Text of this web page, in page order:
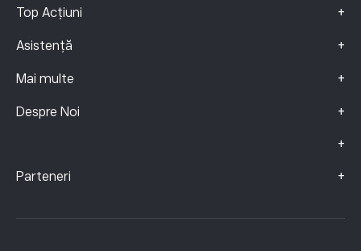
Top Acțiuni +
Asistență +
Mai multe +
Despre Noi +
+
Parteneri +